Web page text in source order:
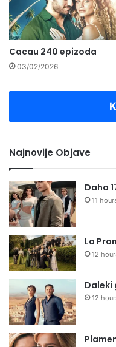
Cacau 240 epizoda
03/02/2026
Najnovije Objave
Daha
11
La
12
Daleki
12